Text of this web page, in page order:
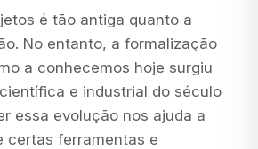
é tão antiga quanto a
No entanto, a formalização
a conhecemos hoje surgiu
e industrial do século
essa evolução nos ajuda a
certas ferramentas e